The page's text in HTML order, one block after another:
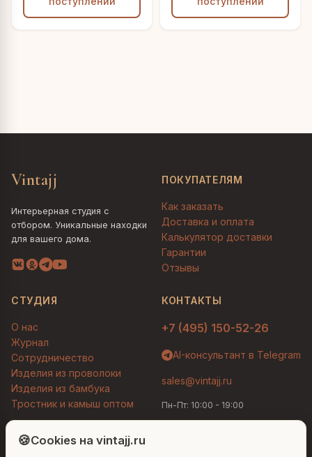
Vintajj
Интерьерная студия с
отбором. Уникальные находки
для вашего дома.
ПОКУПАТЕЛЯМ
Как заказать
Доставка и оплата
Калькулятор доставки
Гарантии
Отзывы
СТУДИЯ
О нас
Журнал
Сотрудничество
Изделия из проволоки
Изделия из бамбука
Тростник и камыш оптом
КОНТАКТЫ
+7 (495) 150-52-26
AI-консультант в Telegram
sales@vintajj.ru
Пн-Пт: 10:00 - 19:00
🍪Cookies на vintajj.ru
Людмила